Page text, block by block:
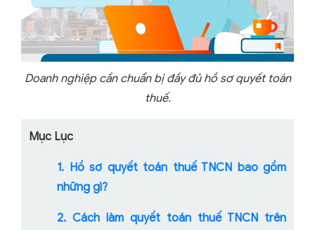
Doanh nghiệp cần chuẩn bị đầy đủ hồ sơ quyết toán
thuế.
Mục Lục
1. Hồ sơ quyết toán thuế TNCN bao gồm
những gì?
2. Cách làm quyết toán thuế TNCN trên